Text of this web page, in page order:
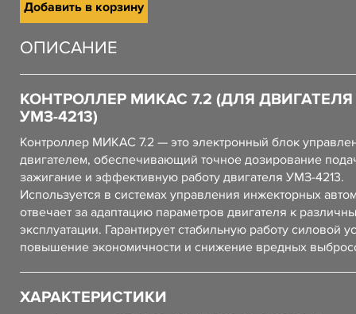
Добавить в корзину
ОПИСАНИЕ
КОНТРОЛЛЕР МИКАС 7.2 (ДЛЯ ДВИГАТЕЛЯ
УМЗ-4213)
Контроллер МИКАС 7.2 — это электронный блок
двигателем, обеспечивающий точное дозирование
зажигание и эффективную работу двигателя УМЗ-4213.
Используется в системах управления инжекторных
отвечает за адаптацию параметров двигателя к
эксплуатации. Гарантирует стабильную работу силовой
повышение экономичности и снижение вредных
ХАРАКТЕРИСТИКИ